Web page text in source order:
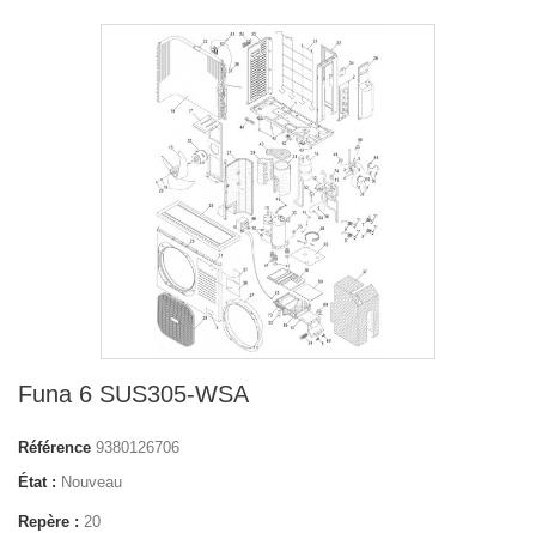
Funa 6 SUS305-WSA
Référence 9380126706
État : Nouveau
Repère : 20